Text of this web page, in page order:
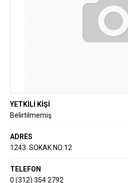
YETKİLİ KİŞİ
Belirtilmemiş
ADRES
1243. SOKAK NO:12
TELEFON
0 (312) 354 2792